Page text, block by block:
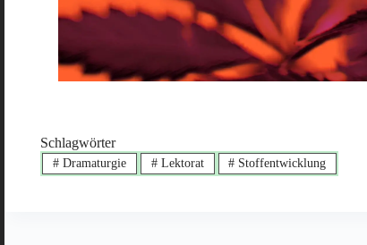
Schlagwörter
#Dramaturgie #Lektorat # Stoffentwicklung